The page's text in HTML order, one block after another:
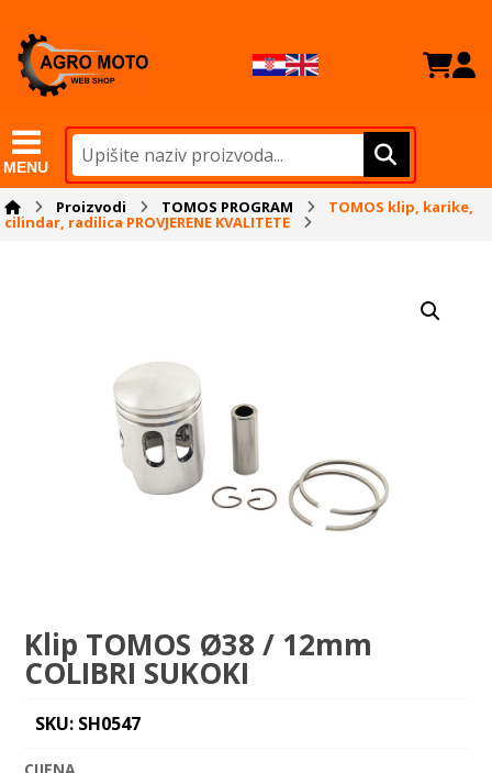
MENU
Proizvodi TOMOS PROGRAM TOMOS klip, karike,
cilindar, radilica PROVJERENE KVALITETE
Klip TOMOS Ø38 / 12mm
COLIBRI SUKOKI
SKU: SH0547